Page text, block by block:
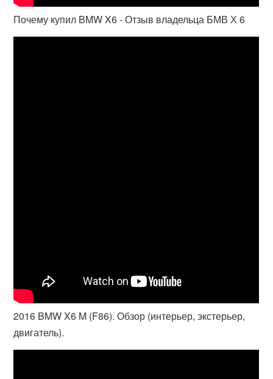
Почему купил BMW X6 - Отзыв владельца БМВ Х 6
2016 BMW X6 M (F86). Обзор (интерьер, экстерьер,
двигатель).